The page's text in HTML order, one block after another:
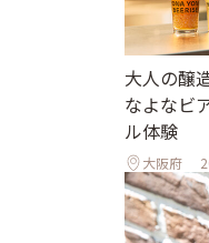
大人の醸
なよなビ
ル体験
大阪府